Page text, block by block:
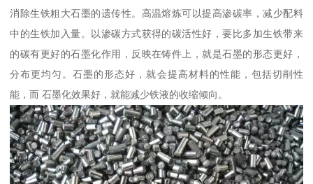
消除生铁粗大石墨的遗传性。高温熔炼可以提高渗碳率，减少配料
中的生铁加入量。以渗碳方式获得的碳活性好，要比多加生铁带来
的碳有更好的石墨化作用，反映在铸件上，就是石墨的形态更好，
分布更均匀。石墨的形态好，就会提高材料的性能，包括切削性
能，而 石墨化效果好，就能减少铁液的收缩倾向。